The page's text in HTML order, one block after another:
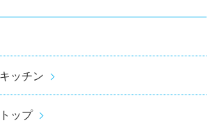
ッチン
ップ